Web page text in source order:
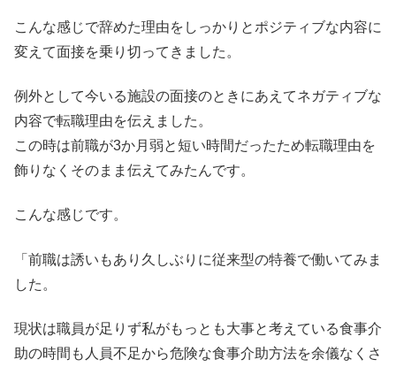
こんな感じで辞めた理由をしっかりとポジティブな内容に
変えて面接を乗り切ってきました。
例外として今いる施設の面接のときにあえてネガティブな
内容で転職理由を伝えました。
この時は前職が3か月弱と短い時間だったため転職理由を
飾りなくそのまま伝えてみたんです。
こんな感じです。
「前職は誘いもあり久しぶりに従来型の特養で働いてみま
した。
現状は職員が足りず私がもっとも大事と考えている食事介
助の時間も人員不足から危険な食事介助方法を余儀なくさ